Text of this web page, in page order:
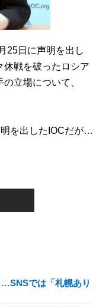
25日に声明を出し
休戦を破ったロシア
立場について、
を出したIOCだが…
では「札幌あり